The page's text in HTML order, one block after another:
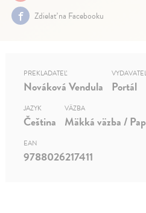
Zdielať na Facebooku
PREKLADATEĽ
Nováková Vendula Portál
JAZYK
Čeština
VÄZBA
Mäkká väzba /
EAN
9788026217411